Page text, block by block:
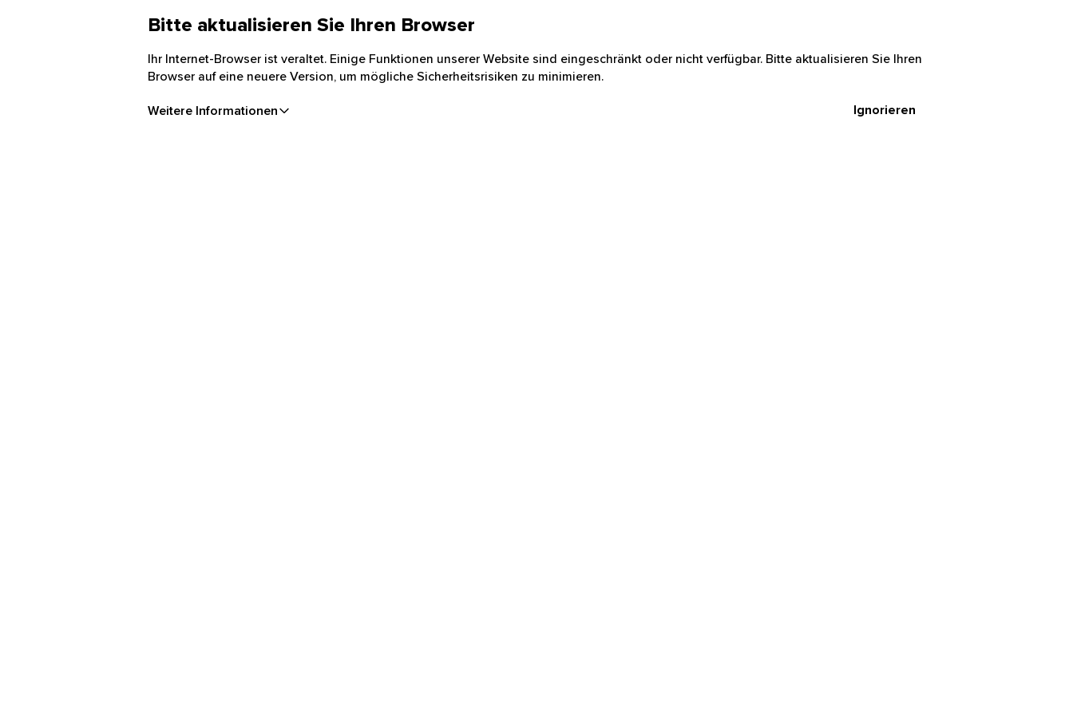
Bitte aktualisieren Sie Ihren Browser
Ihr Internet-Browser ist veraltet. Einige Funktionen unserer Website sind eingeschränkt oder nicht verfügbar. Bitte aktualisieren Sie Ihren
Browser auf eine neuere Version, um mögliche Sicherheitsrisiken zu minimieren.
Weitere Informationen Ignorieren